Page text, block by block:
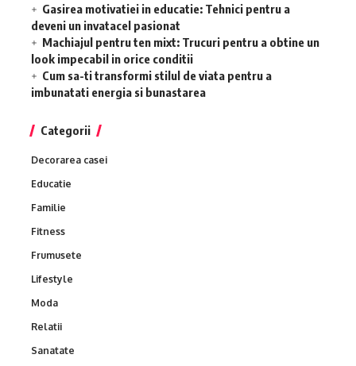
Gasirea motivatiei in educatie: Tehnici pentru a
deveni un invatacel pasionat
Machiajul pentru ten mixt: Trucuri pentru a obtine un
look impecabil in orice conditii
Cum sa-ti transformi stilul de viata pentru a
imbunatati energia si bunastarea
Categorii
Decorarea casei
Educatie
Familie
Fitness
Frumusete
Lifestyle
Moda
Relatii
Sanatate